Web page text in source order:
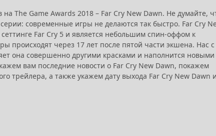
The Game Awards 2018 – Far Cry New Dawn. Не думайте,
современные игры не делаются так быстро. Far Cry
Far Cry 5 и является небольшим спин-оффом к
происходят через 17 лет после пятой части экшена. Нас с
она совершенно другими красками и наполнится новыми
вам последние новости о Far Cry New Dawn, покажем
трейлера, а также укажем дату выхода Far Cry New Dawn